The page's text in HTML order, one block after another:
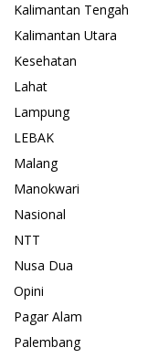
Kalimantan Tengah
Kalimantan Utara
Kesehatan
Lahat
Lampung
LEBAK
Malang
Manokwari
Nasional
NTT
Nusa Dua
Opini
Pagar Alam
Palembang